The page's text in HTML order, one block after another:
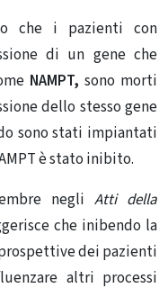
che i pazienti con
di un gene che
NAMPT, sono morti
dello stesso gene
sono stati impiantati
è stato inibito.
negliAtti della
che inibendo la
dei pazienti
altri processi